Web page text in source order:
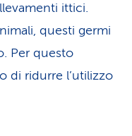
ittici.
questi germi
Per questo
di ridurre l’utilizzo